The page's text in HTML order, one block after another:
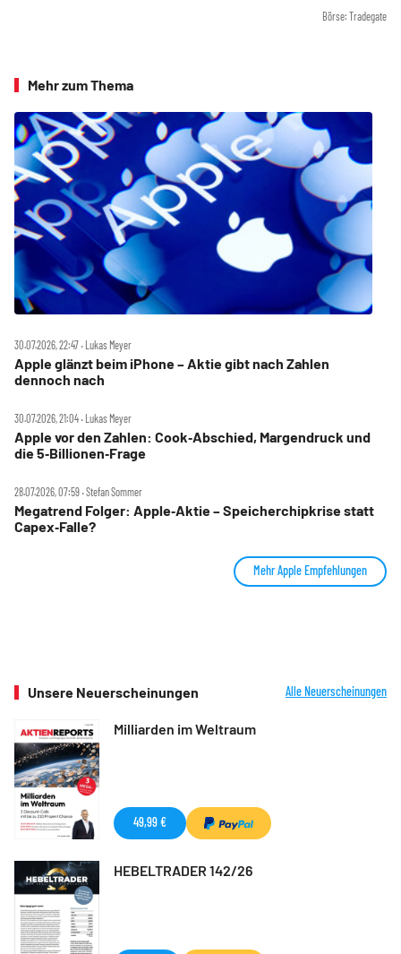
Börse: Tradegate
Mehr zum Thema
30.07.2026, 22:47 ‧ Lukas Meyer
Apple glänzt beim iPhone – Aktie gibt nach Zahlen
dennoch nach
30.07.2026, 21:04 ‧ Lukas Meyer
Apple vor den Zahlen: Cook‑Abschied, Margendruck und
die 5‑Billionen‑Frage
28.07.2026, 07:59 ‧ Stefan Sommer
Megatrend Folger: Apple‑Aktie – Speicherchipkrise statt
Capex‑Falle?
Mehr Apple Empfehlungen
Unsere Neuerscheinungen Alle Neuerscheinungen
Milliarden im Weltraum
49,99 €
HEBELTRADER 142/26